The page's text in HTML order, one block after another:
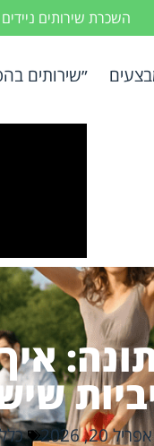
השכרת שירותים ניידים
״שירותים
אפריל 20, 2026